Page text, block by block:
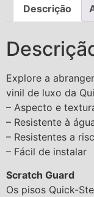
Descrição
Explore a
vinil de luxo da
– Aspecto e
– Resistente à
– Resistentes a
– Fácil de instalar
Scratch Guard
Os pisos Quick-